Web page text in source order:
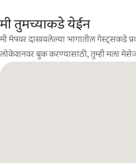
मी तुमच्याकडे येईन
मी मॅपवर दाखवलेल्या भागातील गेस्ट्सकडे
लोकेशनवर बुक करण्यासाठी, तुम्ही मला